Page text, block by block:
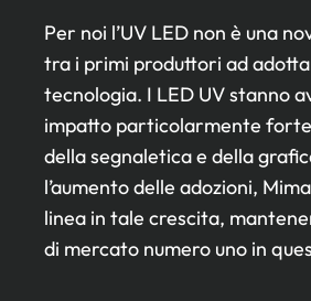
Per noi l’UV LED non è una
tra i primi produttori ad
tecnologia. I LED UV stanno
impatto particolarmente
della segnaletica e della
l’aumento delle adozioni,
linea in tale crescita,
di mercato numero uno in